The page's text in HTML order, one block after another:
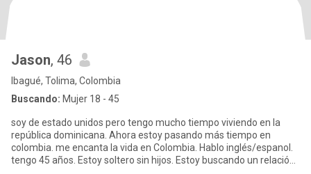
Jason, 46
Ibagué, Tolima, Colombia
Buscando: Mujer 18 - 45
soy de estado unidos pero tengo mucho tiempo viviendo en la
república dominicana. Ahora estoy pasando más tiempo en
colombia. me encanta la vida en Colombia. Hablo inglés/espanol.
tengo 45 años. Estoy soltero sin hijos. Estoy buscando un relación